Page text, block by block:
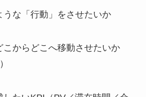
うな「行動」をさせたいか
こからどこへ移動させたいか